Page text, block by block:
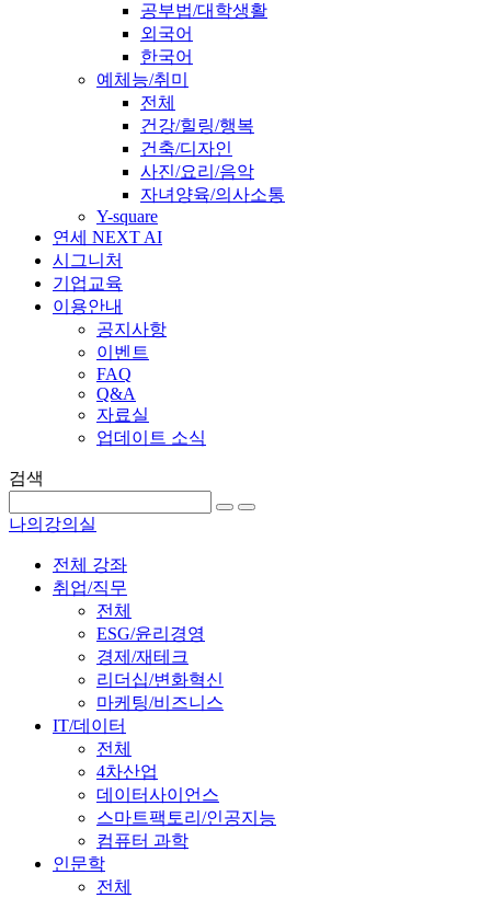
공부법/대학생활
외국어
한국어
예체능/취미
전체
건강/힐링/행복
건축/디자인
사진/요리/음악
자녀양육/의사소통
Y-square
연세 NEXT AI
시그니처
기업교육
이용안내
공지사항
이벤트
FAQ
Q&A
자료실
업데이트 소식
검색
나의강의실
전체 강좌
취업/직무
전체
ESG/윤리경영
경제/재테크
리더십/변화혁신
마케팅/비즈니스
IT/데이터
전체
4차산업
데이터사이언스
스마트팩토리/인공지능
컴퓨터 과학
인문학
전체